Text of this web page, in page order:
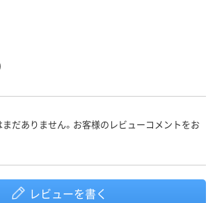
だありません。お客様のレビューコメントをお
レビューを書く